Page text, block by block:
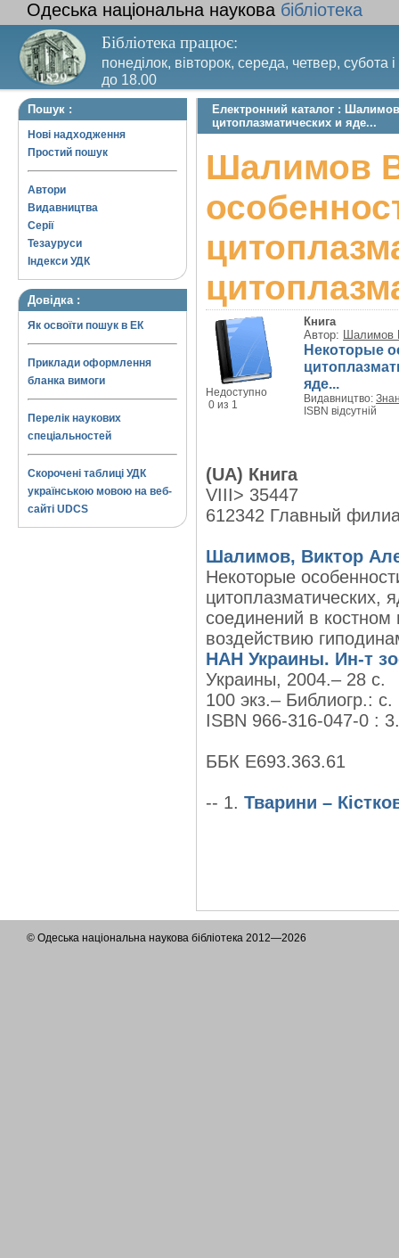
Одеська національна наукова бібліотека
Бібліотека працює:
понеділок, вівторок, середа, четвер, субота
до 18.00
Вихідний день – п’ятниця. Останній четвер
Пошук :
Нові надходження
Простий пошук
Автори
Видавництва
Серії
Тезауруси
Індекси УДК
Довідка :
Як освоїти пошук в ЕК
Приклади оформлення
бланка вимоги
Перелік наукових
спеціальностей
Скорочені таблиці УДК
українською мовою на веб-
сайті UDCS
Електронний каталог :
цитоплазматических и яде...
Шалимов
Недоступно
0 из 1
Книга
Автор: Шалимов
Некоторые
яде...
Видавництво:
ISBN відсутній
(UA) Книга
VIII> 35447
612342 Главный
Шалимов, Виктор
Некоторые
цитоплазматических,
соединений в костном
воздействию
НАН Украины. Ин-т
Украины, 2004.– 28 с.
100 экз.– Библиогр.:
ISBN 966-316-047-0 :
ББК Е693.363.61
-- 1. Тварини –
© Одеська національна наукова бібліотека 2012—2026